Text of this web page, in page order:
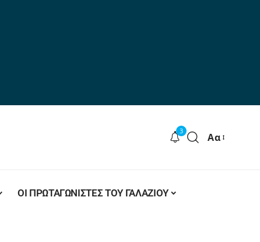
3 Αα
ΟΙ ΠΡΩΤΑΓΩΝΙΣΤΕΣ ΤΟΥ ΓΑΛΑΖΙΟΥ